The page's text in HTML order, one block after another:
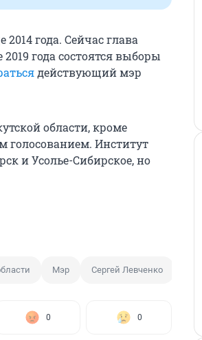
года. Сейчас глава
года состоятся выборы
действующий мэр
области, кроме
голосованием. Институт
и Усолье-Сибирское, но
Мэр Сергей Левченко
0 0